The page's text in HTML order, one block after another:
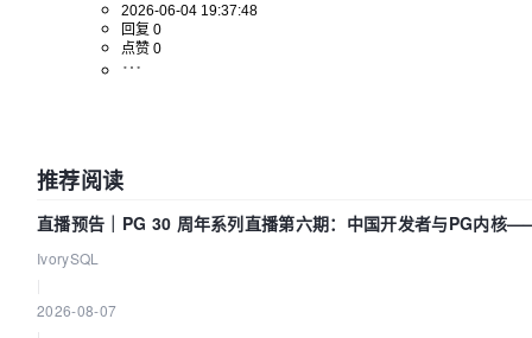
2026-06-04 19:37:48
回复 0
点赞 0
推荐阅读
直播预告｜PG 30 周年系列直播第六期：中国开发者与PG内核
动吗？我们贡献了什么？
IvorySQL
2026-08-07